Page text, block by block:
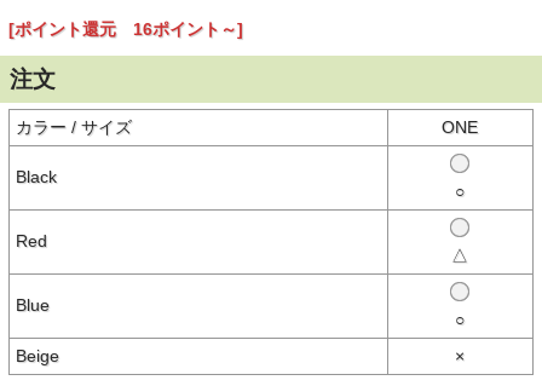
【商品説明】
KAVU カブー カードケースはポリエステル製のジッパー付きのカー
ドケースです。
KAVUのロゴマークが入ったシンプルなデザインです。
【素材】
【備考】
[ポイント還元 16ポイント～]
注文
カラー / サイズ ONE
Black
○
Red
△
Blue
○
Beige
×